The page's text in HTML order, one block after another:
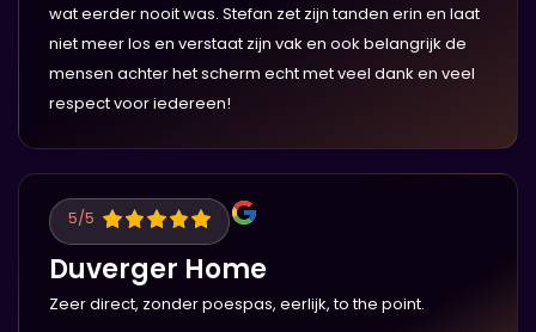
wat eerder nooit was. Stefan zet zijn tanden erin en laat
niet meer los en verstaat zijn vak en ook belangrijk de
mensen achter het scherm echt met veel dank en veel
respect voor iedereen!
5/5
Duverger Home
Zeer direct, zonder poespas, eerlijk, to the point.